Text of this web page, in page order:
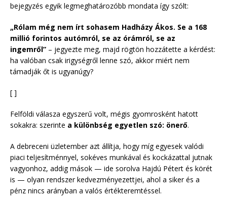
bejegyzés egyik legmeghatározóbb mondata így szólt:
„Rólam még nem írt sohasem Hadházy Ákos. Se a 168
millió forintos autómról, se az órámról, se az
ingemről” – jegyezte meg, majd rögtön hozzátette a kérdést:
ha valóban csak irigységről lenne szó, akkor miért nem
támadják őt is ugyanúgy?
[ ]
Felföldi válasza egyszerű volt, mégis gyomrosként hatott
sokakra: szerinte a különbség egyetlen szó: önerő.
A debreceni üzletember azt állítja, hogy míg egyesek valódi
piaci teljesítménnyel, sokéves munkával és kockázattal jutnak
vagyonhoz, addig mások — ide sorolva Hajdú Pétert és körét
is — olyan rendszer kedvezményezettjei, ahol a siker és a
pénz nincs arányban a valós értékteremtéssel.